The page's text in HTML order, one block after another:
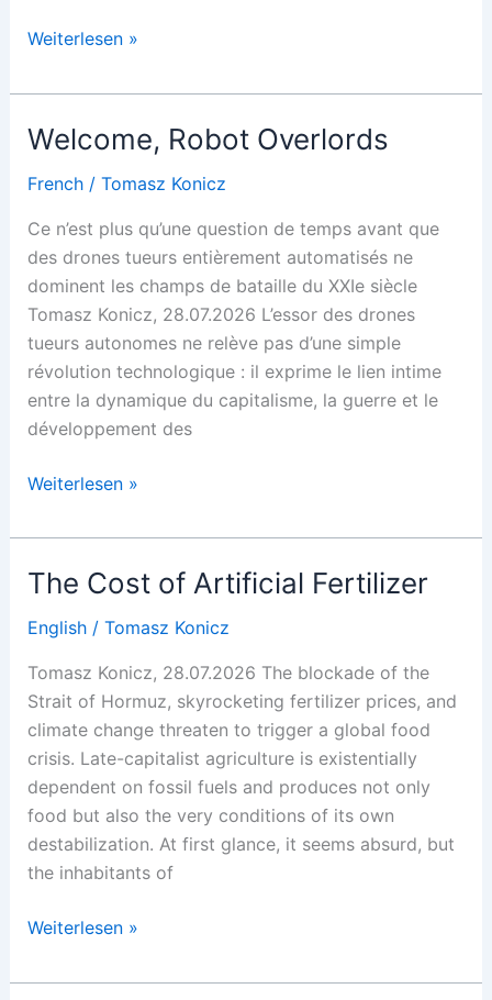
Ισλαμισμός
Μετα-
Άγνοια
Weiterlesen »
Welcome, Robot Overlords
French/ Tomasz Konicz
Ce n’est plus qu’une question de temps avant que
des drones tueurs entièrement automatisés ne
dominent les champs de bataille du XXIe siècle
Tomasz Konicz, 28.07.2026 L’essor des drones
tueurs autonomes ne relève pas d’une simple
révolution technologique : il exprime le lien intime
entre la dynamique du capitalisme, la guerre et le
développement des
Welcome,
Overlords
Weiterlesen »
The Cost of Artificial Fertilizer
English/ Tomasz Konicz
Tomasz Konicz, 28.07.2026 The blockade of the
Strait of Hormuz, skyrocketing fertilizer prices, and
climate change threaten to trigger a global food
crisis. Late-capitalist agriculture is existentially
dependent on fossil fuels and produces not only
food but also the very conditions of its own
destabilization. At first glance, it seems absurd, but
the inhabitants of
The
of
Weiterlesen »